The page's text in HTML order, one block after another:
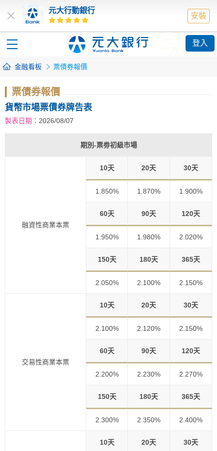
元大行動銀行
安裝
登入
金融看板 票債券報價
票債券報價
貨幣市場票債券牌告表
製表日期： 2026/08/07
期別-票劵初級市場
融資性商業本票
10天 20天 30天
1.850% 1.870% 1.900%
60天 90天 120天
1.950% 1.980% 2.020%
150天 180天 365天
2.050% 2.100% 2.150%
交易性商業本票
10天 20天 30天
2.100% 2.120% 2.150%
60天 90天 120天
2.200% 2.230% 2.270%
150天 180天 365天
2.300% 2.350% 2.400%
10天 20天 30天